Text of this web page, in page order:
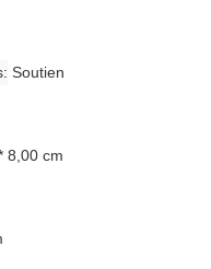
Soutien
8,00 cm